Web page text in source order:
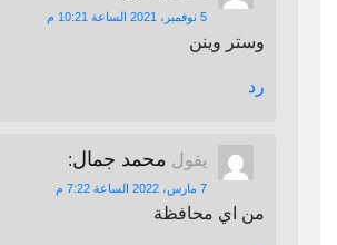
5 نوفمبر، 2021 الساعة 10:21 م
وستر وينن
رد
يقول محمد جمال:
7 مارس، 2022 الساعة 7:22 م
من اي محافظة